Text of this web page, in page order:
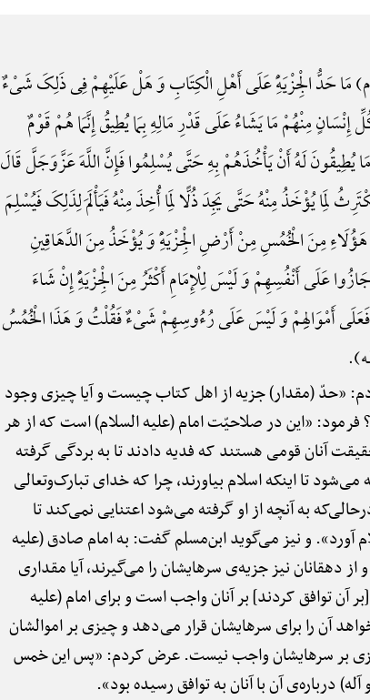
مَا حَدُّ الْجِزْیَهًِْ عَلَی أَهْلِ الْکِتَابِ وَ هَلْ عَلَیْهِمْ فِی ذَلِکَ شَیْءٌ
مِنْهُمْ مَا یَشَاءُ عَلَی قَدْرِ مَالِهِ بِمَا یُطِیقُ إِنَّمَا هُمْ قَوْمٌ
یُطِیقُونَ لَهُ أَنْ یَأْخُذَهُمْ بِهِ حَتَّی یُسْلِمُوا فَإِنَّ اللَّهَ عَزَّوَجَلَّ قَالَ
یُؤْخَذُ مِنْهُ حَتَّی یَجِدَ ذُلًّا لِمَا أُخِذَ مِنْهُ فَیَأْلَمَ لِذَلِکَ فَیُسْلِمَ
هَؤُلَاءِ مِنَ الْخُمُسِ مِنْ أَرْضِ الْجِزْیَهًِْ وَ یُؤْخَذُ مِنَ الدَّهَاقِینِ
عَلَی أَنْفُسِهِمْ وَ لَیْسَ لِلْإِمَامِ أَکْثَرُ مِنَ الْجِزْیَهًِْ إِنْ شَاءَ
أَمْوَالِهِمْ وَ لَیْسَ عَلَی رُءُوسِهِمْ شَیْءٌ فَقُلْتُ وَ هَذَا الْخُمُسُ
«حدّ (مقدار) جزیه از اهل کتاب چیست و آیا چیزی وجود
فرمود: «این در صلاحیّت امام (علیه السلام) است که از هر
آنان قومی هستند که فدیه دادند تا به بردگی گرفته
تا اینکه اسلام بیاورند، چرا که خدای تبارک‌وتعالی
به آنچه از او گرفته می‌شود اعتنایی نمی‌کند تا
و نیز می‌گوید ابن‌مسلم گفت: به امام صادق (علیه
دهقانان نیز جزیه‌ی سرهایشان را می‌گیرند، آیا مقداری
توافق کردند] بر آنان واجب است و برای امام (علیه
آن را برای سرهایشان قرار می‌دهد و چیزی بر اموالشان
بر سرهایشان واجب نیست. عرض کردم: «پس این خمس
درباره‌ی آن با آنان به توافق رسیده بود».